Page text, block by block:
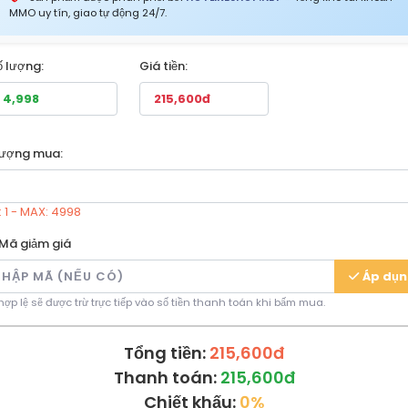
MMO uy tín, giao tự động 24/7.
lượng: Giá tiền:
mua:
1 - MAX: 4998
Mã giảm giá
Áp
lệ sẽ được trừ trực tiếp vào số tiền thanh toán khi bấm mua.
Tổng tiền: 215,600đ
Thanh toán: 215,600đ
Chiết khấu: 0%